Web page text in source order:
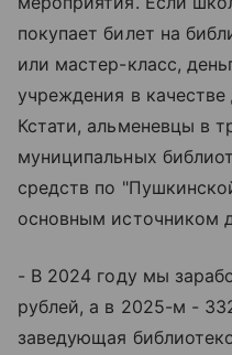
покупает билет на
или мастер-класс,
учреждения в качестве
Кстати, альменевцы в
муниципальных
средств по
основным источником
- В 2024 году мы
рублей, а в 2025-м -
заведующая